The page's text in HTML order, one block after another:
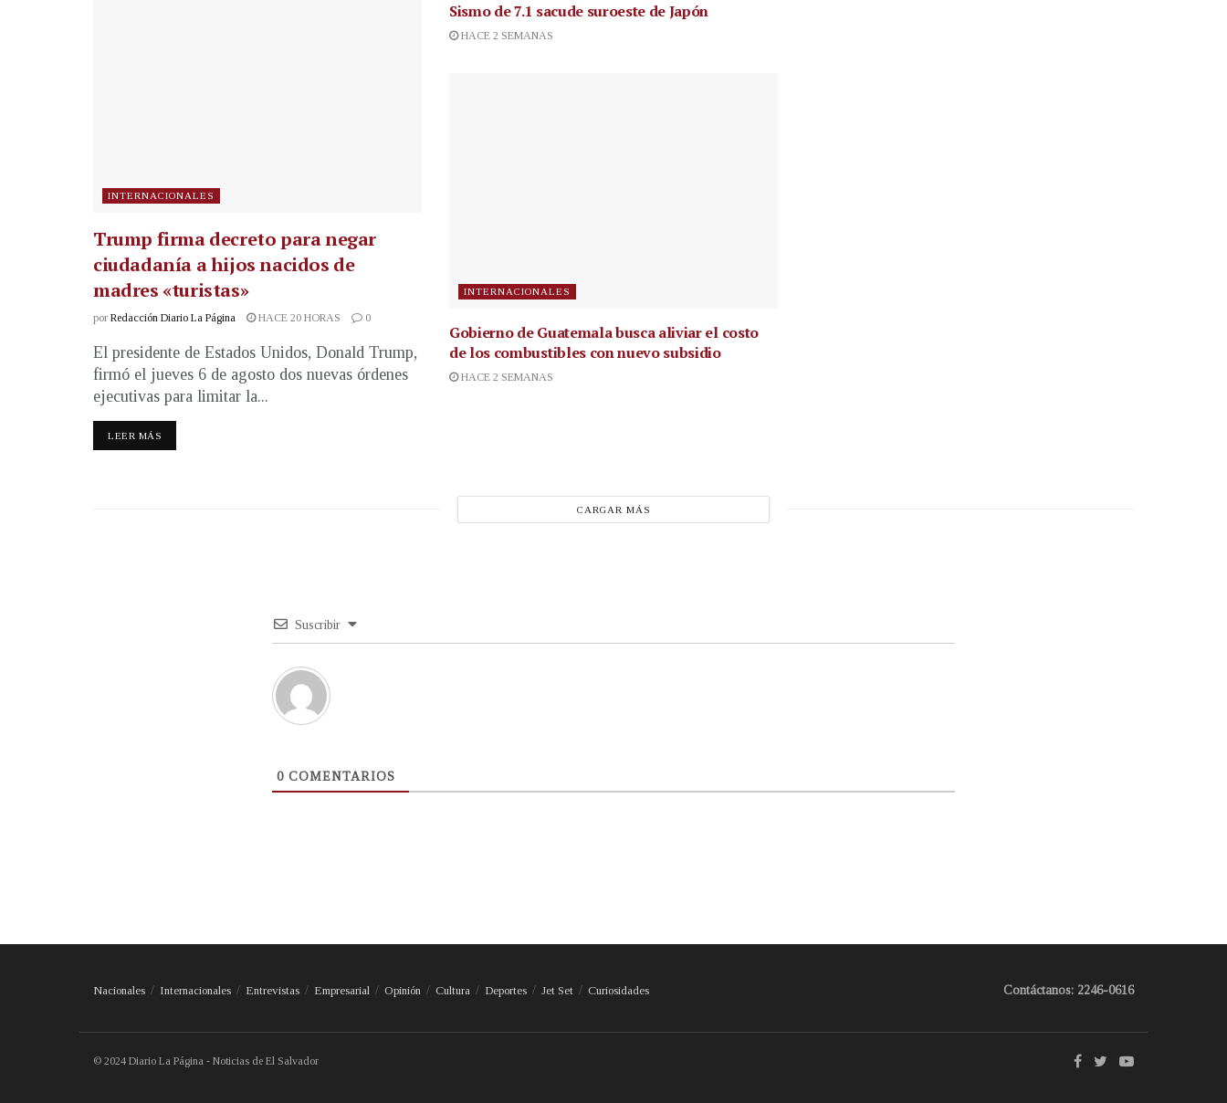
INTERNACIONALES
Trump firma decreto para negar
ciudadanía a hijos nacidos de
madres «turistas»
por Redacción Diario La Página HACE 20 HORAS 0
El presidente de Estados Unidos, Donald Trump,
firmó el jueves 6 de agosto dos nuevas órdenes
ejecutivas para limitar la...
LEER MÁS
Sismo de 7.1 sacude suroeste de Japón
HACE 2 SEMANAS
INTERNACIONALES
Gobierno de Guatemala busca aliviar el costo
de los combustibles con nuevo subsidio
HACE 2 SEMANAS
CARGAR MÁS
Suscribir
0 COMENTARIOS
Nacionales Internacionales Entrevistas Empresarial Opinión Cultura Deportes Jet Set Curiosidades Contáctanos: 2246-0616
© 2024 Diario La Página - Noticias de El Salvador